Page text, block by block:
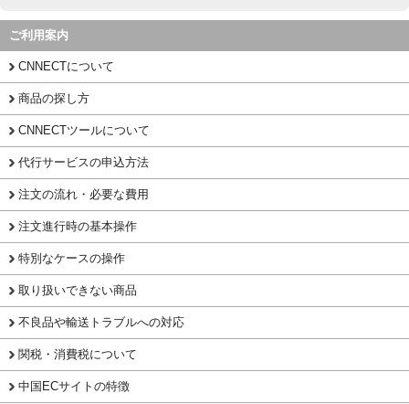
ご利用案内
CNNECTについて
商品の探し方
CNNECTツールについて
代行サービスの申込方法
注文の流れ・必要な費用
注文進行時の基本操作
特別なケースの操作
取り扱いできない商品
不良品や輸送トラブルへの対応
関税・消費税について
中国ECサイトの特徴